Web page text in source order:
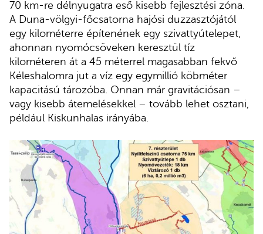
70 km-re délnyugatra eső kisebb fejlesztési zóna.
A Duna-völgyi-főcsatorna hajósi duzzasztójától
egy kilométerre építenének egy szivattyútelepet,
ahonnan nyomócsöveken keresztül tíz
kilométeren át a 45 méterrel magasabban fekvő
Kéleshalomra jut a víz egy egymillió köbméter
kapacitású tározóba. Onnan már gravitációsan –
vagy kisebb átemelésekkel – tovább lehet osztani,
például Kiskunhalas irányába.